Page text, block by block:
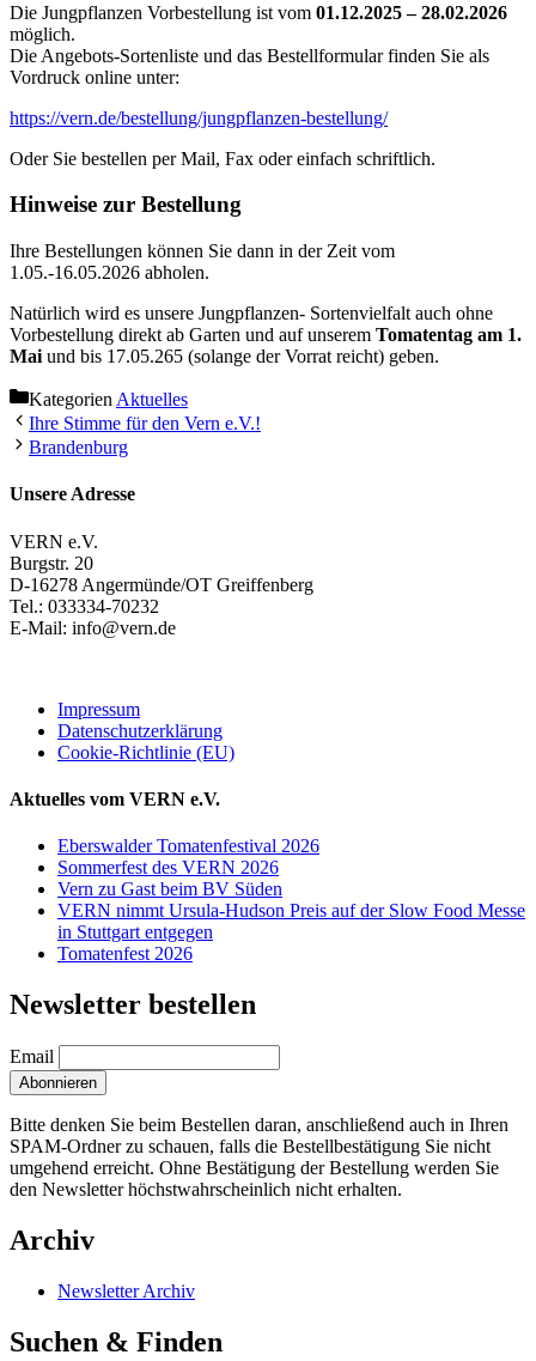
Die Jungpflanzen Vorbestellung ist vom 01.12.2025 – 28.02.2026
möglich.
Die Angebots-Sortenliste und das Bestellformular finden Sie als
Vordruck online unter:
https://vern.de/bestellung/jungpflanzen-bestellung/
Oder Sie bestellen per Mail, Fax oder einfach schriftlich.
Hinweise zur Bestellung
Ihre Bestellungen können Sie dann in der Zeit vom
1.05.-16.05.2026 abholen.
Natürlich wird es unsere Jungpflanzen- Sortenvielfalt auch ohne
Vorbestellung direkt ab Garten und auf unserem Tomatentag am 1.
Mai und bis 17.05.265 (solange der Vorrat reicht) geben.
Kategorien Aktuelles
Ihre Stimme für den Vern e.V.!
Brandenburg
Unsere Adresse
VERN e.V.
Burgstr. 20
D-16278 Angermünde/OT Greiffenberg
Tel.: 033334-70232
E-Mail: info@vern.de
Impressum
Datenschutzerklärung
Cookie-Richtlinie (EU)
Aktuelles vom VERN e.V.
Eberswalder Tomatenfestival 2026
Sommerfest des VERN 2026
Vern zu Gast beim BV Süden
VERN nimmt Ursula-Hudson Preis auf der Slow Food Messe
in Stuttgart entgegen
Tomatenfest 2026
Newsletter bestellen
Email
Bitte denken Sie beim Bestellen daran, anschließend auch in Ihren
SPAM-Ordner zu schauen, falls die Bestellbestätigung Sie nicht
umgehend erreicht. Ohne Bestätigung der Bestellung werden Sie
den Newsletter höchstwahrscheinlich nicht erhalten.
Archiv
Newsletter Archiv
Suchen & Finden